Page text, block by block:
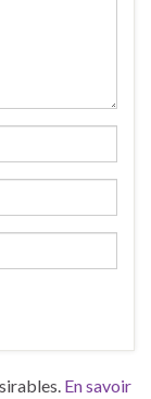
En savoir